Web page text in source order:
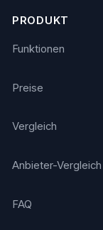
PRODUKT
Funktionen
Preise
Vergleich
Anbieter-Vergleich
FAQ